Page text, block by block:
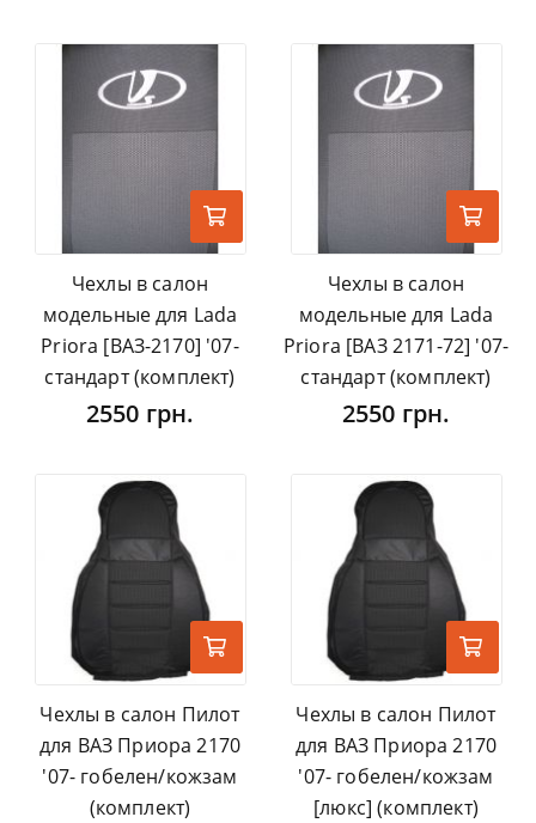
Чехлы в салон
модельные для Lada
Priora [ВАЗ-2170] '07-
стандарт (комплект)
2550 грн.
Чехлы в салон
модельные для Lada
Priora [ВАЗ 2171-72] '07-
стандарт (комплект)
2550 грн.
Чехлы в салон Пилот
для ВАЗ Приора 2170
'07- гобелен/кожзам
(комплект)
Чехлы в салон Пилот
для ВАЗ Приора 2170
'07- гобелен/кожзам
[люкс] (комплект)